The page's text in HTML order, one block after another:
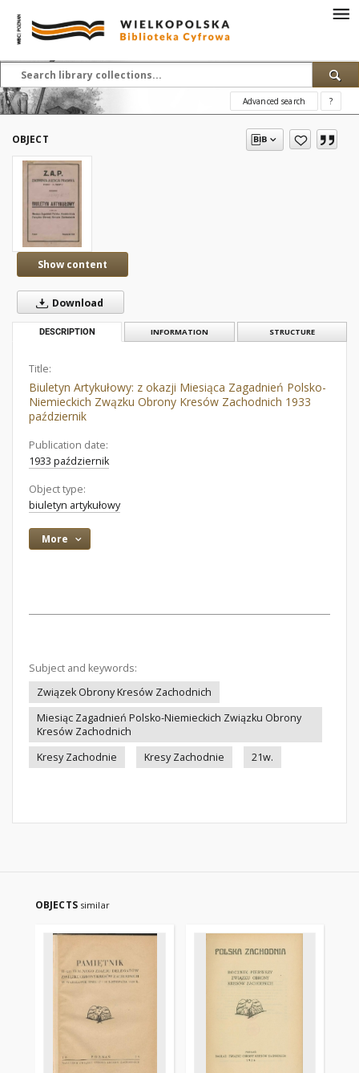
Advanced search ?
OBJECT
Show content
Download
DESCRIPTION INFORMATION STRUCTURE
Title:
Biuletyn Artykułowy: z okazji Miesiąca Zagadnień Polsko-
Niemieckich Zwązku Obrony Kresów Zachodnich 1933
październik
Publication date:
1933 październik
Object type:
biuletyn artykułowy
More
Subject and keywords:
Związek Obrony Kresów Zachodnich
Miesiąc Zagadnień Polsko-Niemieckich Związku Obrony
Kresów Zachodnich
Kresy Zachodnie
Kresy Zachodnie 21w.
OBJECTS similar